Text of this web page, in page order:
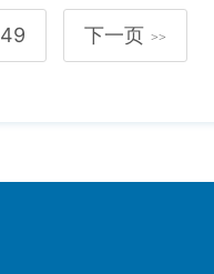
49 下一页 >>